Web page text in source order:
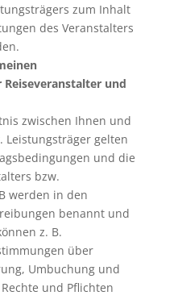
zum Inhalt
des Veranstalters
Reiseveranstalter und
zwischen Ihnen und
Leistungsträger gelten
und die
bzw.
werden in den
benannt und
z. B.
über
Umbuchung und
und Pflichten